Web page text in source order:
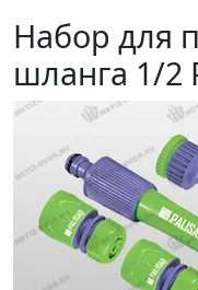
Набор для
шланга 1/2